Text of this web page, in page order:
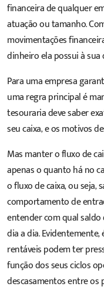
financeira de qualquer
atuação ou tamanho.
movimentações
dinheiro ela possui à sua
Para uma empresa
uma regra principal é
tesouraria deve saber
seu caixa, e os motivos
Mas manter o fluxo de
apenas o quanto há no
o fluxo de caixa, ou seja,
comportamento de
entender com qual
dia a dia.
rentáveis podem ter
função dos seus ciclos
descasamentos entre os